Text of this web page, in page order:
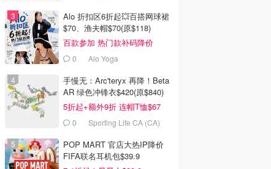
Alo 折扣区6折起💥百搭网球裙
$70、渔夫帽$70(原$118)
百款参加 热门款补码降价
0 Alo Yoga
手慢无：Arc'teryx 再降！Beta
AR 绿色冲锋衣$420(原$840)
5折起+额外9折 连帽T恤$67
0 Sporting Life CA (CA)
POP MART 官店大热IP降价
FIFA联名耳机包$39.9